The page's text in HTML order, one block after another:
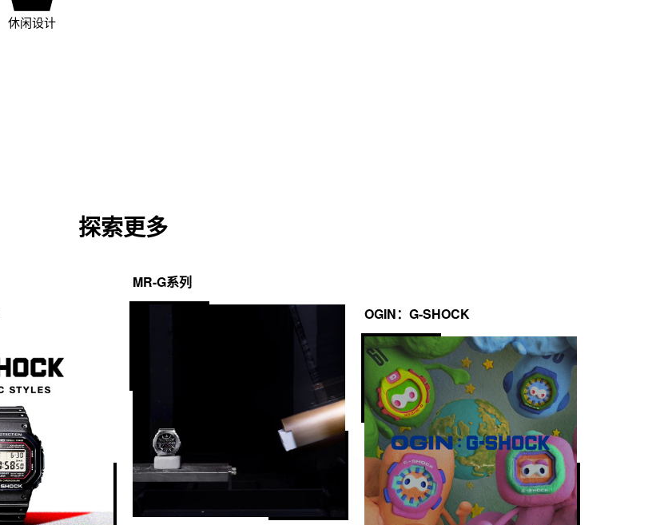
休闲设计
探索更多
MR-G系列
OGIN：G-SHOCK